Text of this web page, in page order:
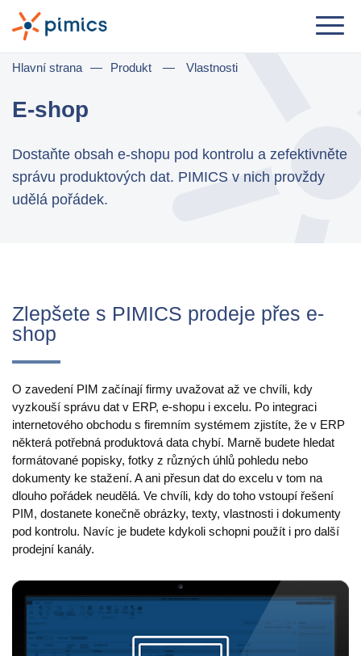
Řešení
Dle role
Marketing Manager
IT Manager
Distribuce & Velkoobchod
e-Commerce
Výroba
Maloobchod
Produkt
Vlastnosti
Integrace s platformami
e-Commerce
Channels & Publishing
Tištěný katalog
Klasifikace
Hlavní strana — Produkt — Vlastnosti
E-shop
Dostaňte obsah e-shopu pod kontrolu a zefektivněte
správu produktových dat. PIMICS v nich provždy
udělá pořádek.
Zlepšete s PIMICS prodeje přes e-
shop
O zavedení PIM začínají firmy uvažovat až ve chvíli, kdy
vyzkouší správu dat v ERP, e-shopu i excelu. Po integraci
internetového obchodu s firemním systémem zjistíte, že v ERP
některá potřebná produktová data chybí. Marně budete hledat
formátované popisky, fotky z různých úhlů pohledu nebo
dokumenty ke stažení. A ani přesun dat do excelu v tom na
dlouho pořádek neudělá. Ve chvíli, kdy do toho vstoupí řešení
PIM, dostanete konečně obrázky, texty, vlastnosti i dokumenty
pod kontrolu. Navíc je budete kdykoli schopni použít i pro další
prodejní kanály.